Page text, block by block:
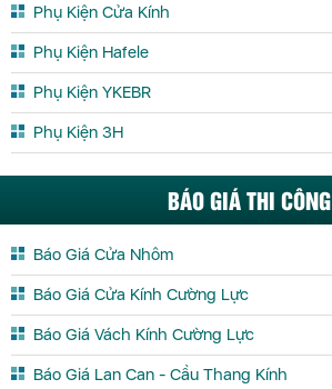
Phụ Kiện Cửa Kính
Phụ Kiện Hafele
Phụ Kiện YKEBR
Phụ Kiện 3H
BÁO GIÁ THI CÔNG
Báo Giá Cửa Nhôm
Báo Giá Cửa Kính Cường Lực
Báo Giá Vách Kính Cường Lực
Báo Giá Lan Can - Cầu Thang Kính